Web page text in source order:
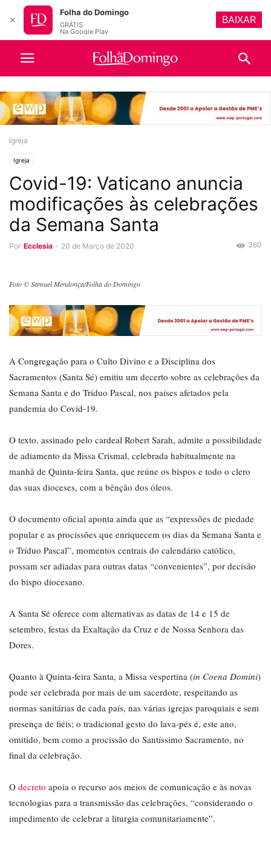
Igreja
Igreja
Covid-19: Vaticano anuncia
modificações às celebrações
da Semana Santa
Por Ecclesia - 20 de Março de 2020 360
Foto © Samuel Mendonça/Folha do Domingo
A Congregação para o Culto Divino e a Disciplina dos
Sacramentos (Santa Sé) emitiu um decerto sobre as celebrações da
Semana Santa e do Tríduo Pascal, nos países afetados pela
pandemia do Covid-19.
O texto, assinado pelo cardeal Robert Sarah, admite a possibilidade
de adiamento da Missa Crismal, celebrada habitualmente na
manhã de Quinta-feira Santa, que reúne os bispos e todo o clero
das suas dioceses, com a bênção dos óleos.
O documento oficial aponta ainda que as “expressões de piedade
popular e as procissões que enriquecem os dias da Semana Santa e
o Tríduo Pascal”, momentos centrais do calendário católico,
possam ser adiadas para outras datas “convenientes”, por decisão
do bispo diocesano.
A Santa Sé oferece com alternativas as datas de 14 e 15 de
setembro, festas da Exaltação da Cruz e de Nossa Senhora das
Dores.
Quanto à Quinta-feira Santa, a Missa vespertina (in Coena Domini)
pode ser celebrada por mais de um sacerdote, respeitando as
normas sanitárias de cada país, nas várias igrejas paroquiais e sem
presença de fiéis; o tradicional gesto do lava-pés é, este ano,
omitido, bem como a procissão do Santíssimo Sacramento, no
final da celebração.
O decreto apoia o recurso aos meios de comunicação e às novas
tecnologias para a transmissão das celebrações, “considerando o
impedimento de celebrar a liturgia comunitariamente”.
✕
Folha do Domingo
GRÁTIS
Na Google Play
BAIXAR